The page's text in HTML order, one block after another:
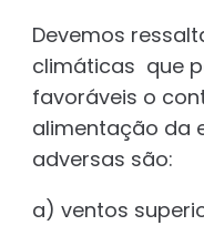
Devemos
climáticas que
favoráveis o
alimentação da
adversas são:
a) ventos